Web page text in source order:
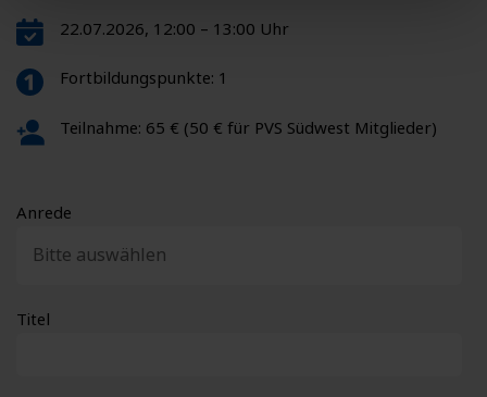
22.07.2026, 12:00 – 13:00 Uhr
Fortbildungspunkte: 1
Teilnahme: 65 € (50 € für PVS Südwest Mitglieder)
Anrede
Titel